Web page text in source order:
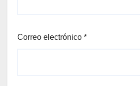
Correo electrónico *